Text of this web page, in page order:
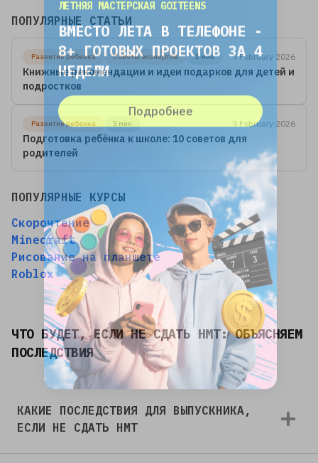
ПОПУЛЯРНЫЕ СТАТЬИ
Развитие ребенка Советы экспертов 2 мин 9 February 2026
Книжные рекомендации и идеи подарков для детей и
подростков
Развитие ребенка 5 мин 9 February 2026
Подготовка ребёнка к школе: 10 советов для
родителей
ПОПУЛЯРНЫЕ КУРСЫ
Скорочтение
Minecraft
Рисование на планшете
Roblox
ЧТО БУДЕТ, ЕСЛИ НЕ СДАТЬ НМТ: ОБЪЯСНЯЕМ
ПОСЛЕДСТВИЯ
КАКИЕ ПОСЛЕДСТВИЯ ДЛЯ ВЫПУСКНИКА,
ЕСЛИ НЕ СДАТЬ НМТ
ВМЕСТО ЛЕТА В ТЕЛЕФОНЕ -
8+ ГОТОВЫХ ПРОЕКТОВ ЗА 4
НЕДЕЛИ
Подробнее